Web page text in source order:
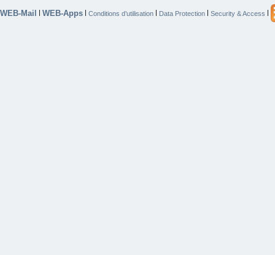
WEB-Mail | WEB-Apps | Conditions d’utilisation | Data Protection | Security & Access |